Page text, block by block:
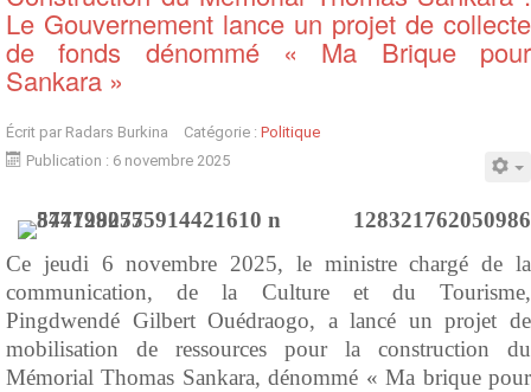
Le Gouvernement lance un projet de collecte
de fonds dénommé « Ma Brique pour
Sankara »
Écrit par Radars Burkina Catégorie : Politique
Publication : 6 novembre 2025
Ce jeudi 6 novembre 2025, le ministre chargé de la
communication, de la Culture et du Tourisme,
Pingdwendé Gilbert Ouédraogo, a lancé un projet de
mobilisation de ressources pour la construction du
Mémorial Thomas Sankara, dénommé « Ma brique pour